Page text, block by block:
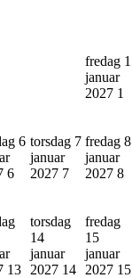
fredag 1
januar
2027 1
6
6
torsdag 7
januar
2027 7
fredag 8
januar
2027 8
13
torsdag
14
januar
2027 14
fredag
15
januar
2027 15